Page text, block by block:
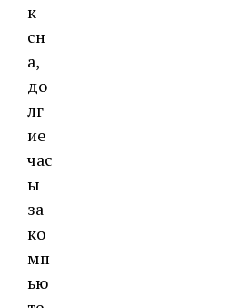
к
сн
а,
до
лг
ие
час
ы
за
ко
мп
ью